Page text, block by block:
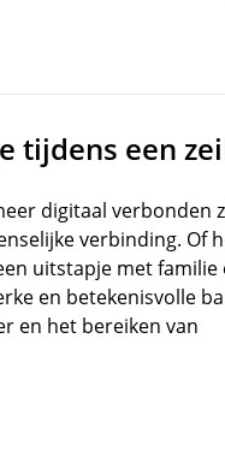
tijdens een
digitaal verbonden
verbinding. Of
uitstapje met familie
en betekenisvolle
en het bereiken van